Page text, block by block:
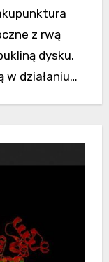
z rwą
dysku.
w działaniu